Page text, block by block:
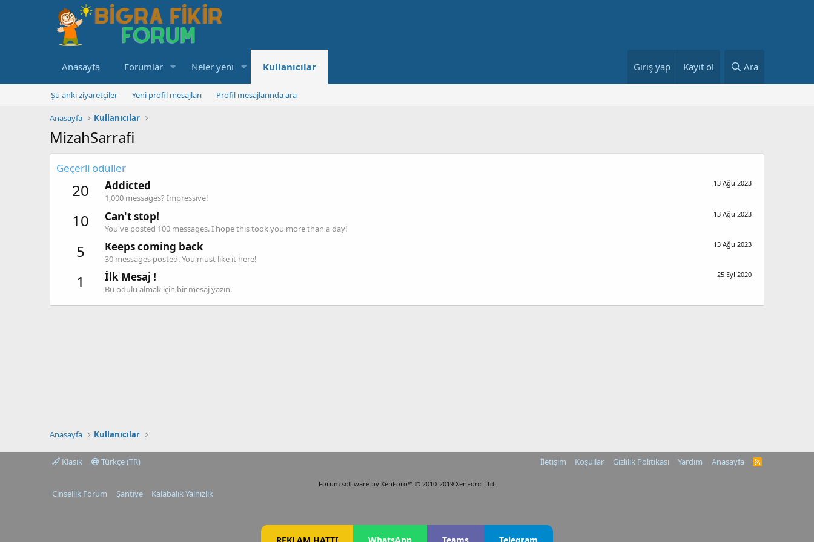
Anasayfa Forumlar Neler yeni Kullanıcılar Giriş yap Kayıt ol Ara
Şu anki ziyaretçiler Yeni profil mesajları Profil mesajlarında ara
Anasayfa Kullanıcılar
MizahSarrafi
Geçerli ödüller
20 13 Ağu 2023
Addicted
1,000 messages? Impressive!
10 13 Ağu 2023
Can't stop!
You've posted 100 messages. I hope this took you more than a day!
5 13 Ağu 2023
Keeps coming back
30 messages posted. You must like it here!
1 25 Eyl 2020
İlk Mesaj !
Bu ödülü almak için bir mesaj yazın.
Anasayfa Kullanıcılar
Klasik Türkçe (TR) İletişim Koşullar Gizlilik Politikası Yardım Anasayfa
R
Forum software by XenForo™ © 2010-2019 XenForo Ltd.
Cinsellik Forum Şantiye Kalabalık Yalnızlık